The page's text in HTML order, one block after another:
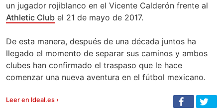
un jugador rojiblanco en el Vicente Calderón frente al
Athletic Club el 21 de mayo de 2017.
De esta manera, después de una década juntos ha
llegado el momento de separar sus caminos y ambos
clubes han confirmado el traspaso que le hace
comenzar una nueva aventura en el fútbol mexicano.
Leer en Ideal.es ›